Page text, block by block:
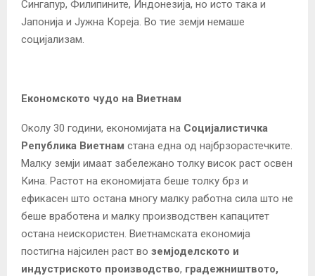
Сингапур, Филипините, Индонезија, но исто така и
Јапонија и Јужна Кореја. Во тие земји немаше
социјализам.
Економското чудо на Виетнам
Околу 30 години, економијата на Социјалистичка
Република Виетнам стана една од најбрзорастечките.
Малку земји имаат забележано толку висок раст освен
Кина. Растот на економијата беше толку брз и
ефикасен што остана многу малку работна сила што не
беше вработена и малку производствен капацитет
остана неискористен. Виетнамската економија
постигна најсилен раст во земјоделското и
индустриското производство, градежништвото,